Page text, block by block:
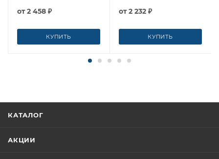
от2 458 ₽
КУПИТЬ
от2 232 ₽
КУПИТЬ
КАТАЛОГ
АКЦИИ